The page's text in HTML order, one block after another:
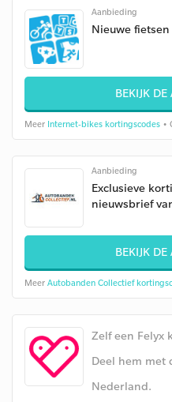
Aanbieding
Nieuwe
BEKIJK
Meer Internet-bikes kortingscodes •
Aanbieding
Exclusieve
nieuwsbrief
BEKIJK
Meer Autobanden Collectief
Zelf een Felyx
Deel hem met
Nederland.